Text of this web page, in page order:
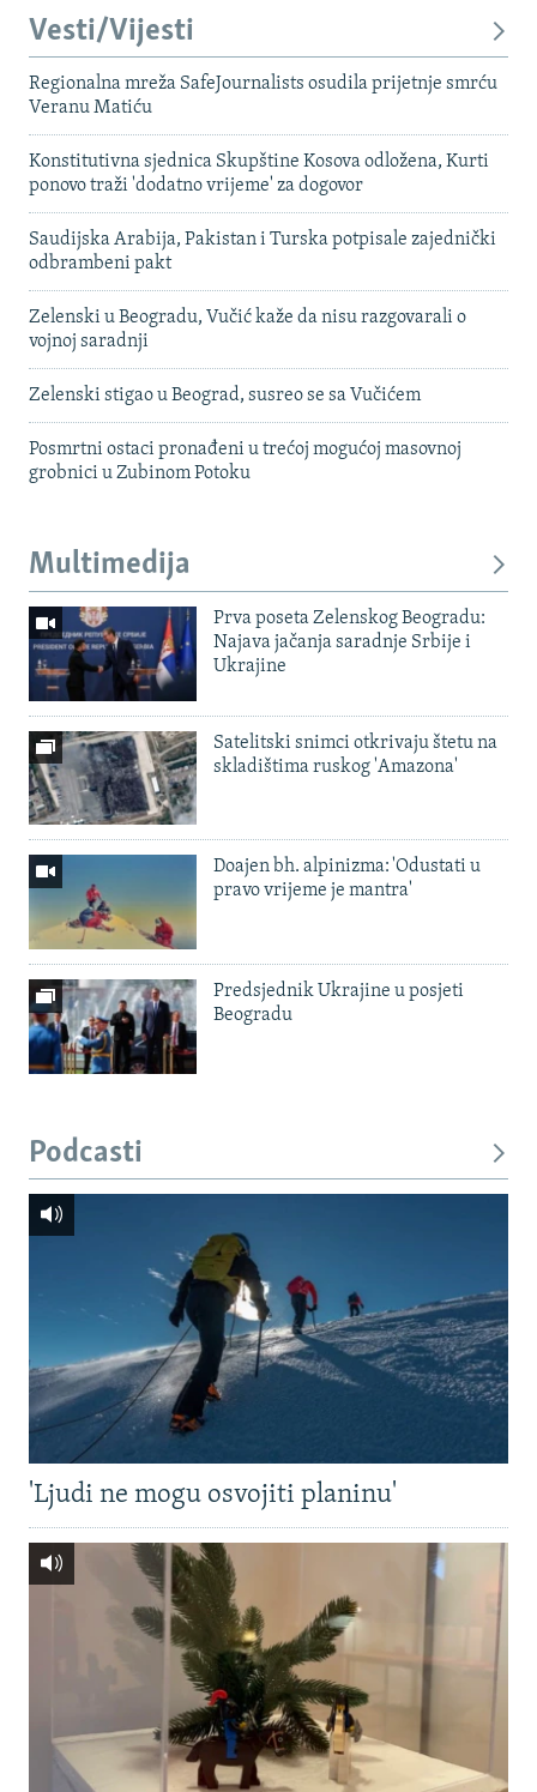
Vesti/Vijesti
Regionalna mreža SafeJournalists osudila prijetnje smrću
Veranu Matiću
Konstitutivna sjednica Skupštine Kosova odložena, Kurti
ponovo traži 'dodatno vrijeme' za dogovor
Saudijska Arabija, Pakistan i Turska potpisale zajednički
odbrambeni pakt
Zelenski u Beogradu, Vučić kaže da nisu razgovarali o
vojnoj saradnji
Zelenski stigao u Beograd, susreo se sa Vučićem
Posmrtni ostaci pronađeni u trećoj mogućoj masovnoj
grobnici u Zubinom Potoku
Multimedija
Prva poseta Zelenskog Beogradu:
Najava jačanja saradnje Srbije i
Ukrajine
Satelitski snimci otkrivaju štetu na
skladištima ruskog 'Amazona'
Doajen bh. alpinizma: 'Odustati u
pravo vrijeme je mantra'
Predsjednik Ukrajine u posjeti
Beogradu
Podcasti
'Ljudi ne mogu osvojiti planinu'